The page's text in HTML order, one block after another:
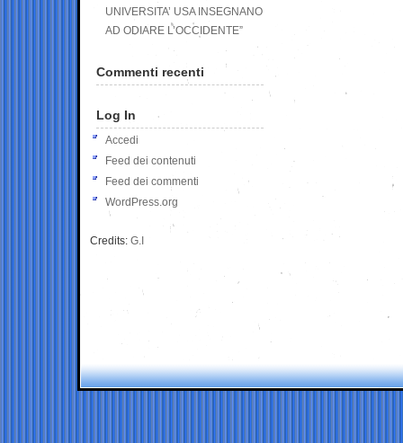
UNIVERSITA’ USA INSEGNANO
AD ODIARE L’OCCIDENTE”
Commenti recenti
Log In
Accedi
Feed dei contenuti
Feed dei commenti
WordPress.org
Credits: G.I